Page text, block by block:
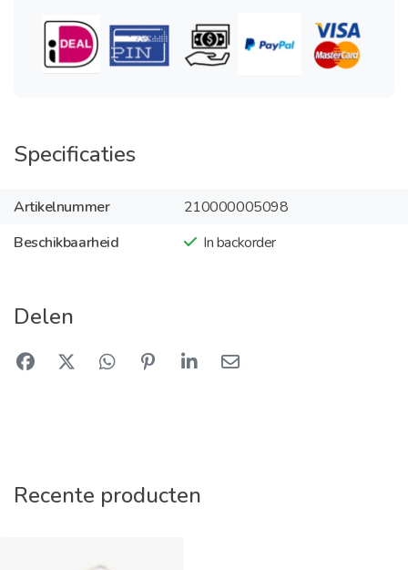
Specificaties
Artikelnummer
210000005098
Beschikbaarheid
In backorder
Delen
Recente producten